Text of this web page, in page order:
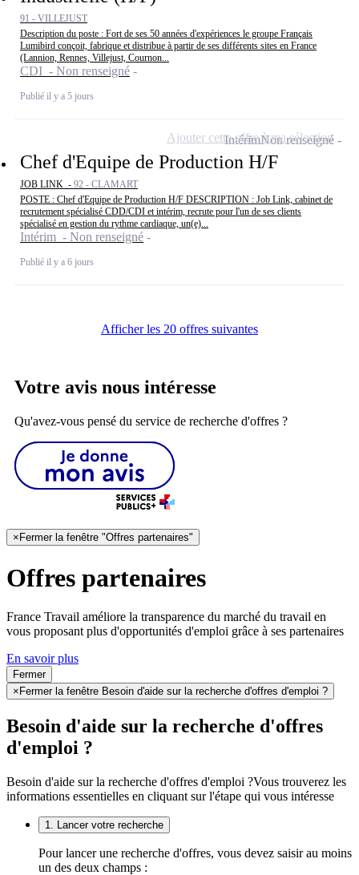
91 - VILLEJUST
Description du poste : Fort de ses 50 années d'expériences le groupe Français
Lumibird conçoit, fabrique et distribue à partir de ses différents sites en France
(Lannion, Rennes, Villejust, Cournon...
CDI - Non renseigné
Publié il y a 5 jours
Chef d'Equipe de Production H/F
JOB LINK - 92 - CLAMART
POSTE : Chef d'Equipe de Production H/F DESCRIPTION : Job Link, cabinet de
recrutement spécialisé CDD/CDI et intérim, recrute pour l'un de ses clients
spécialisé en gestion du rythme cardiaque, un(e)...
Intérim - Non renseigné
Publié il y a 6 jours
IntérimNon renseigné
Ajouter cette offre à ma sélection
Afficher les 20 offres suivantes
Votre avis nous intéresse
Qu'avez-vous pensé du service de recherche d'offres ?
× Fermer la fenêtre "Offres partenaires"
Offres partenaires
France Travail améliore la transparence du marché du travail en
vous proposant plus d'opportunités d'emploi grâce à ses partenaires
En savoir plus
Fermer
× Fermer la fenêtre Besoin d'aide sur la recherche d'offres d'emploi ?
Besoin d'aide sur la recherche d'offres
d'emploi ?
Besoin d'aide sur la recherche d'offres d'emploi ?Vous trouverez les
informations essentielles en cliquant sur l'étape qui vous intéresse
1. Lancer votre recherche
Pour lancer une recherche d'offres, vous devez saisir au moins
un des deux champs :